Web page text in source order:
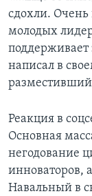
сдохли. Очень
молодых
поддерживает
написал в
разместивший
Реакция в
Основная
негодование
инноваторов,
Навальный в